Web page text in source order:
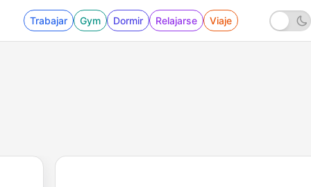
Trabajar Gym Dormir Relajarse Viaje